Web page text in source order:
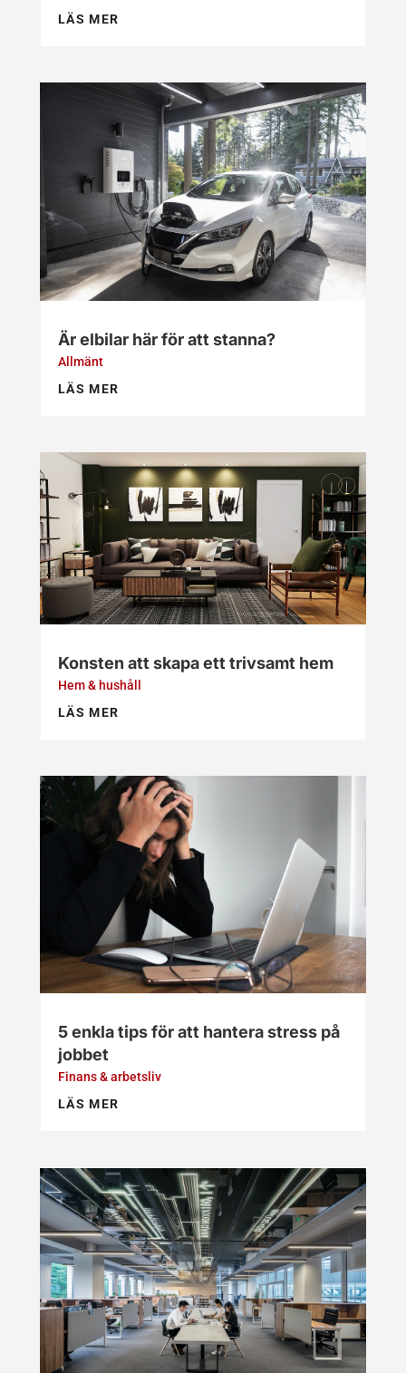
LÄS MER
Är elbilar här för att stanna?
Allmänt
LÄS MER
Konsten att skapa ett trivsamt hem
Hem & hushåll
LÄS MER
5 enkla tips för att hantera stress på
jobbet
Finans & arbetsliv
LÄS MER